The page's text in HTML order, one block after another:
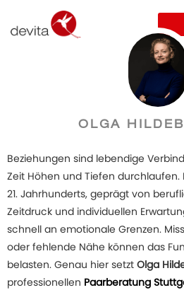
OLGA
Beziehungen sind lebendige
Zeit Höhen und Tiefen
21. Jahrhunderts, geprägt von
Zeitdruck und individuellen
schnell an emotionale Grenzen.
oder fehlende Nähe können das
belasten. Genau hier setzt Olga
professionellen Paarberatung